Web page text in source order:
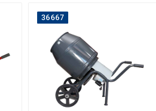
36667